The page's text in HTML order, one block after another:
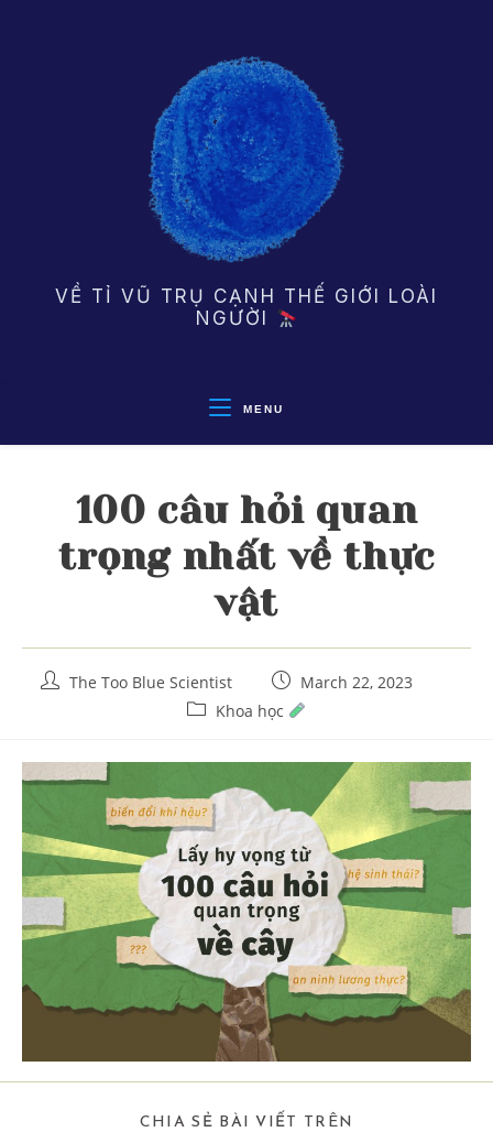
VỀ TỈ VŨ TRỤ CẠNH THẾ GIỚI LOÀI
NGƯỜI
MENU
100 câu hỏi quan
trọng nhất về thực
vật
PostThe Too Blue Scientist
Post
published:
March 22, 2023
PostKhoa học
CHIA SẺ BÀI VIẾT TRÊN